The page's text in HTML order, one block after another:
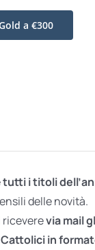
a €300
tutti i titoli
delle novità.
riceverevia mail
in